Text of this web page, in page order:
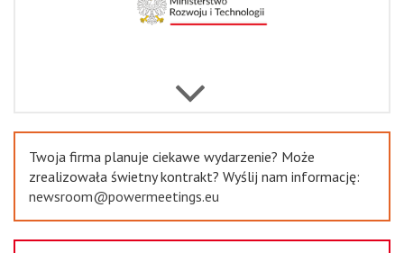
Twoja firma planuje ciekawe wydarzenie? Może
zrealizowała świetny kontrakt? Wyślij nam informację:
newsroom@powermeetings.eu